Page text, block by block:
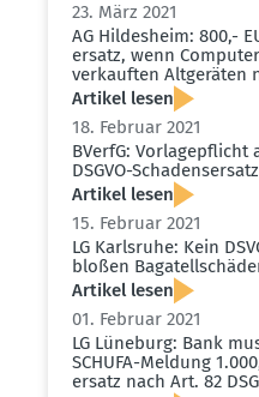
23. März 2021
AG Hildesheim: 800,-
ersatz, wenn
verkauften Altge­räten
Artikel lesen
18. Februar 2021
BVerfG: Vorla­ge­pflicht
DSGVO-
Artikel lesen
15. Februar 2021
LG Karlsruhe: Kein
bloßen
Artikel lesen
01. Februar 2021
LG Lüneburg: Bank
SCHUFA-Meldung
ersatz nach Art. 82